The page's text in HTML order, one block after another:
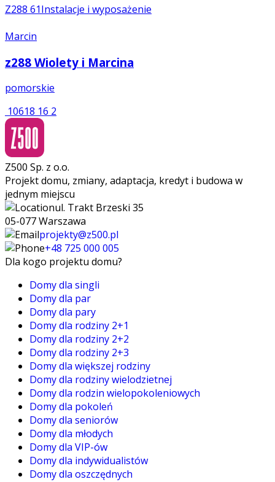
Z288 61Instalacje i wyposażenie
Marcin
z288 Wiolety i Marcina
pomorskie
10618 16 2
Z500 Sp. z o.o.
Projekt domu, zmiany, adaptacja, kredyt i budowa w
jednym miejscu
ul. Trakt Brzeski 35
05-077 Warszawa
projekty@z500.pl
+48 725 000 005
Dla kogo projektu domu?
Domy dla singli
Domy dla par
Domy dla pary
Domy dla rodziny 2+1
Domy dla rodziny 2+2
Domy dla rodziny 2+3
Domy dla większej rodziny
Domy dla rodziny wielodzietnej
Domy dla rodzin wielopokoleniowych
Domy dla pokoleń
Domy dla seniorów
Domy dla młodych
Domy dla VIP-ów
Domy dla indywidualistów
Domy dla oszczędnych